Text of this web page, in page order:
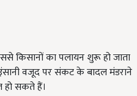
किसानों का पलायन शुरू हो जाता
वजूद पर संकट के बादल मंडराने
हो सकते हैं।